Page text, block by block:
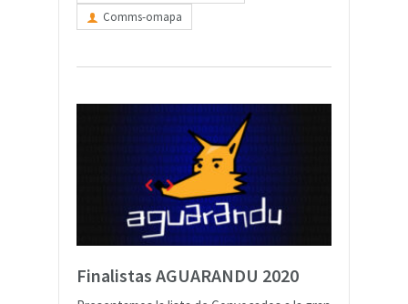
Comms-omapa
Finalistas AGUARANDU 2020